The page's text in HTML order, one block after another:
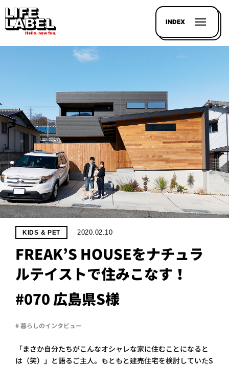
INDEX
記事を
探す
LL
HOUSE
LINE-
UP
WHAT’S
LIFE
LABEL
はい
いいえ
KIDS & PET 2020.02.10
FREAK’S HOUSEをナチュラ
ルテイストで住みこなす！
#070 広島県S様
# 暮らしのインタビュー
「まさか自分たちがこんなオシャレな家に住むことになると
は（笑）」と語るご主人。もともと建売住宅を検討していたS